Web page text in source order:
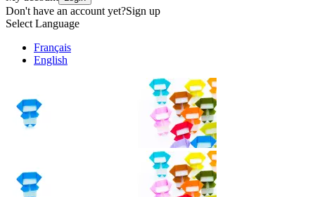
Don't have an account yet?Sign up
Select Language
Français
English